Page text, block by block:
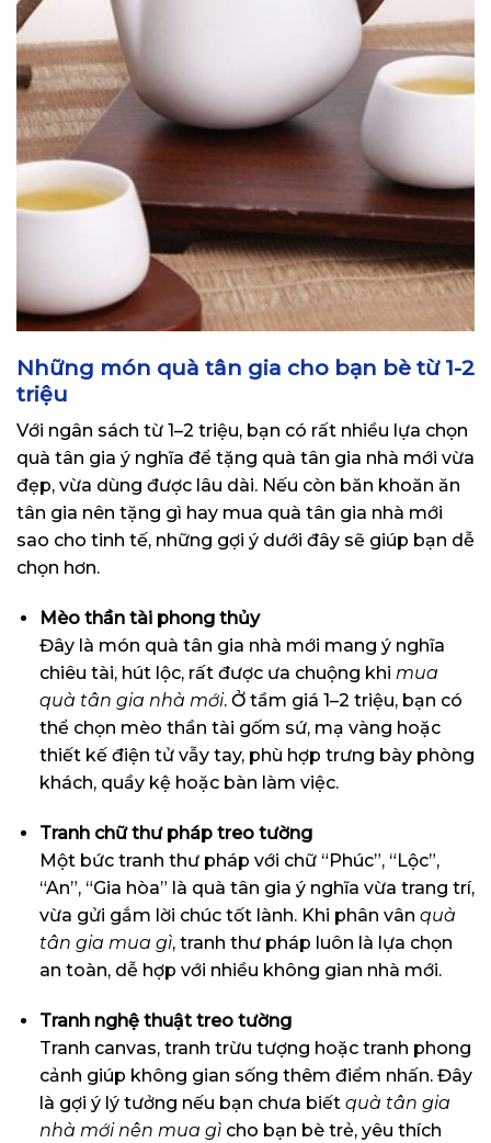
Những món quà tân gia cho bạn bè từ 1-2
triệu
Với ngân sách từ 1–2 triệu, bạn có rất nhiều lựa chọn
quà tân gia ý nghĩa để tặng quà tân gia nhà mới vừa
đẹp, vừa dùng được lâu dài. Nếu còn băn khoăn ăn
tân gia nên tặng gì hay mua quà tân gia nhà mới
sao cho tinh tế, những gợi ý dưới đây sẽ giúp bạn dễ
chọn hơn.
Mèo thần tài phong thủy
Đây là món quà tân gia nhà mới mang ý nghĩa
chiêu tài, hút lộc, rất được ưa chuộng khi mua
quà tân gia nhà mới. Ở tầm giá 1–2 triệu, bạn có
thể chọn mèo thần tài gốm sứ, mạ vàng hoặc
thiết kế điện tử vẫy tay, phù hợp trưng bày phòng
khách, quầy kệ hoặc bàn làm việc.
Tranh chữ thư pháp treo tường
Một bức tranh thư pháp với chữ “Phúc”, “Lộc”,
“An”, “Gia hòa” là quà tân gia ý nghĩa vừa trang trí,
vừa gửi gắm lời chúc tốt lành. Khi phân vân quà
tân gia mua gì, tranh thư pháp luôn là lựa chọn
an toàn, dễ hợp với nhiều không gian nhà mới.
Tranh nghệ thuật treo tường
Tranh canvas, tranh trừu tượng hoặc tranh phong
cảnh giúp không gian sống thêm điểm nhấn. Đây
là gợi ý lý tưởng nếu bạn chưa biết quà tân gia
nhà mới nên mua gìcho bạn bè trẻ, yêu thích